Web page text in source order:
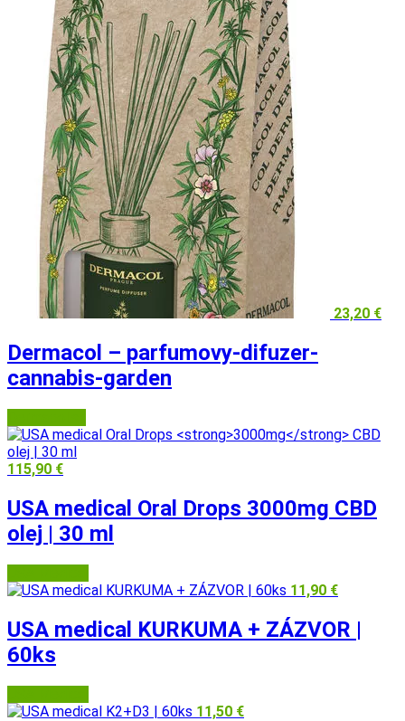
23,20 €
Dermacol – parfumovy-difuzer-
cannabis-garden
115,90 €
USA medical Oral Drops 3000mg CBD
olej | 30 ml
11,90 €
USA medical KURKUMA + ZÁZVOR |
60ks
11,50 €